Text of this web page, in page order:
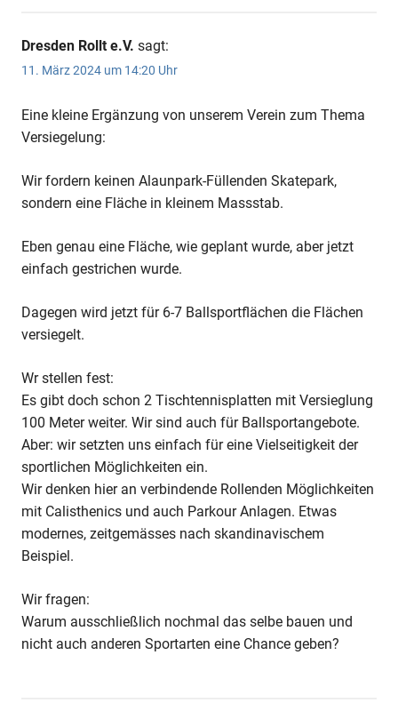
Dresden Rollt e.V. sagt:
11. März 2024 um 14:20 Uhr
Eine kleine Ergänzung von unserem Verein zum Thema
Versiegelung:
Wir fordern keinen Alaunpark-Füllenden Skatepark,
sondern eine Fläche in kleinem Massstab.
Eben genau eine Fläche, wie geplant wurde, aber jetzt
einfach gestrichen wurde.
Dagegen wird jetzt für 6-7 Ballsportflächen die Flächen
versiegelt.
Wr stellen fest:
Es gibt doch schon 2 Tischtennisplatten mit Versieglung
100 Meter weiter. Wir sind auch für Ballsportangebote.
Aber: wir setzten uns einfach für eine Vielseitigkeit der
sportlichen Möglichkeiten ein.
Wir denken hier an verbindende Rollenden Möglichkeiten
mit Calisthenics und auch Parkour Anlagen. Etwas
modernes, zeitgemässes nach skandinavischem
Beispiel.
Wir fragen:
Warum ausschließlich nochmal das selbe bauen und
nicht auch anderen Sportarten eine Chance geben?